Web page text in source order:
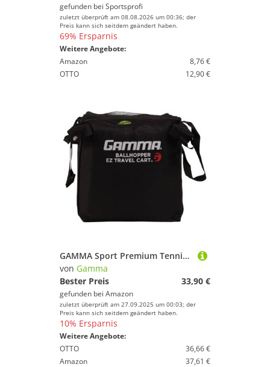
gefunden bei Sportsprofi
zuletzt überprüft am 08.08.2026 um 00:36; der
Preis kann sich seitdem geändert haben.
69% Ersparnis
Weitere Angebote:
Amazon
8,76 €
OTTO
12,90 €
GAMMA Sport Premium Tennis Lehre und Travel Körben – Einzigartige Sportausrüstung, EZ Tragetaschen, tragbare Designs, ideal Training Ball Zubehör, Bag for EZ Travel Cart - Holds 150
von Gamma
Bester Preis
33,90 €
gefunden bei Amazon
zuletzt überprüft am 27.09.2025 um 00:03; der
Preis kann sich seitdem geändert haben.
10% Ersparnis
Weitere Angebote:
OTTO
36,66 €
Amazon
37,61 €